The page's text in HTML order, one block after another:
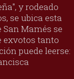
y rodeado
se ubica esta
Mamés se
exvotos tanto
puede leerse: